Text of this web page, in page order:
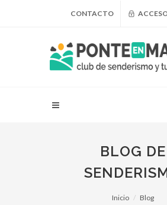
CONTACTO
BLOG DE
Inicio Blog